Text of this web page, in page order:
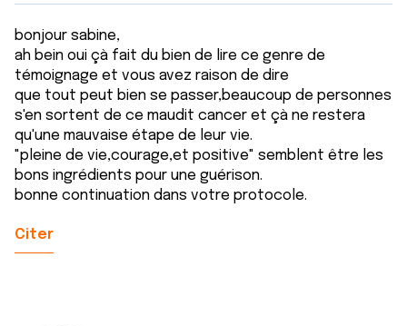
bonjour sabine,
ah bein oui çà fait du bien de lire ce genre de
témoignage et vous avez raison de dire
que tout peut bien se passer,beaucoup de personnes
s'en sortent de ce maudit cancer et çà ne restera
qu'une mauvaise étape de leur vie.
"pleine de vie,courage,et positive" semblent être les
bons ingrédients pour une guérison.
bonne continuation dans votre protocole.
Citer